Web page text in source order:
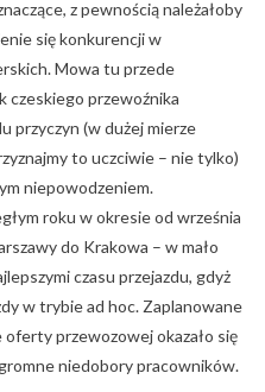
z pewnością należałoby
się konkurencji w
Mowa tu przede
czeskiego przewoźnika
przyczyn (w dużej mierze
to uczciwie – nie tylko)
niepowodzeniem.
roku w okresie od września
do Krakowa – w mało
czasu przejazdu, gdyż
w trybie ad hoc. Zaplanowane
przewozowej okazało się
niedobory pracowników.